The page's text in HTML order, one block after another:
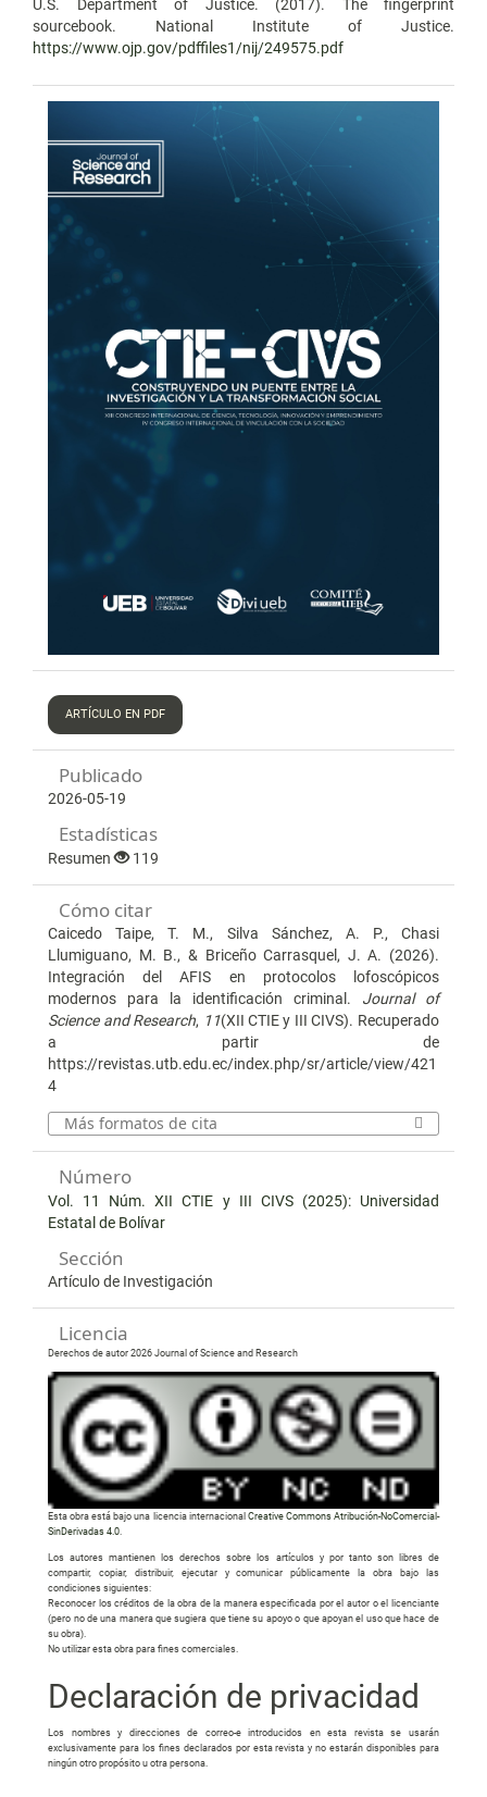
U.S. Department of Justice. (2017). The fingerprint
sourcebook. National Institute of Justice.
https://www.ojp.gov/pdffiles1/nij/249575.pdf
ARTÍCULO EN PDF
Publicado
2026-05-19
Estadísticas
Resumen 119
Cómo citar
Caicedo Taipe, T. M., Silva Sánchez, A. P., Chasi
Llumiguano, M. B., & Briceño Carrasquel, J. A. (2026).
Integración del AFIS en protocolos lofoscópicos
modernos para la identificación criminal. Journal of
Science and Research, 11(XII CTIE y III CIVS). Recuperado
a partir de
https://revistas.utb.edu.ec/index.php/sr/article/view/421
4
Más formatos de cita
Número
Vol. 11 Núm. XII CTIE y III CIVS (2025): Universidad
Estatal de Bolívar
Sección
Artículo de Investigación
Licencia
Derechos de autor 2026 Journal of Science and Research
Esta obra está bajo una licencia internacionalCreative Commons Atribución-NoComercial-
SinDerivadas 4.0.
Los autores mantienen los derechos sobre los artículos y por tanto son libres de
compartir, copiar, distribuir, ejecutar y comunicar públicamente la obra bajo las
condiciones siguientes:
Reconocer los créditos de la obra de la manera especificada por el autor o el licenciante
(pero no de una manera que sugiera que tiene su apoyo o que apoyan el uso que hace de
su obra).
No utilizar esta obra para fines comerciales.
Declaración de privacidad
Los nombres y direcciones de correo-e introducidos en esta revista se usarán
exclusivamente para los fines declarados por esta revista y no estarán disponibles para
ningún otro propósito u otra persona.